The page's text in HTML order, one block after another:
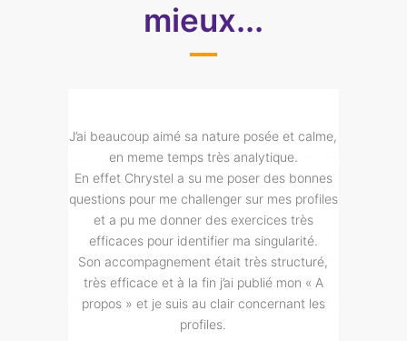
mieux...
J’ai beaucoup aimé sa nature posée et calme,
en meme temps très analytique.
En effet Chrystel a su me poser des bonnes
questions pour me challenger sur mes profiles
et a pu me donner des exercices très
efficaces pour identifier ma singularité.
Son accompagnement était très structuré,
très efficace et à la fin j’ai publié mon « A
propos » et je suis au clair concernant les
profiles.